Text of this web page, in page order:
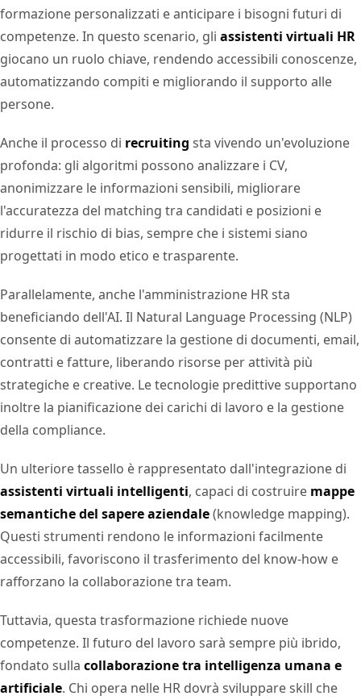
formazione personalizzati e anticipare i bisogni futuri di
competenze. In questo scenario, gli assistenti virtuali HR
giocano un ruolo chiave, rendendo accessibili conoscenze,
automatizzando compiti e migliorando il supporto alle
persone.
Anche il processo di recruiting sta vivendo un'evoluzione
profonda: gli algoritmi possono analizzare i CV,
anonimizzare le informazioni sensibili, migliorare
l'accuratezza del matching tra candidati e posizioni e
ridurre il rischio di bias, sempre che i sistemi siano
progettati in modo etico e trasparente.
Parallelamente, anche l'amministrazione HR sta
beneficiando dell'AI. Il Natural Language Processing (NLP)
consente di automatizzare la gestione di documenti, email,
contratti e fatture, liberando risorse per attività più
strategiche e creative. Le tecnologie predittive supportano
inoltre la pianificazione dei carichi di lavoro e la gestione
della compliance.
Un ulteriore tassello è rappresentato dall'integrazione di
assistenti virtuali intelligenti, capaci di costruire mappe
semantiche del sapere aziendale(knowledge mapping).
Questi strumenti rendono le informazioni facilmente
accessibili, favoriscono il trasferimento del know-how e
rafforzano la collaborazione tra team.
Tuttavia, questa trasformazione richiede nuove
competenze. Il futuro del lavoro sarà sempre più ibrido,
fondato sulla collaborazione tra intelligenza umana e
artificiale. Chi opera nelle HR dovrà sviluppare skill che